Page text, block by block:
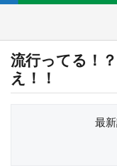
流行ってる！
え！！
最